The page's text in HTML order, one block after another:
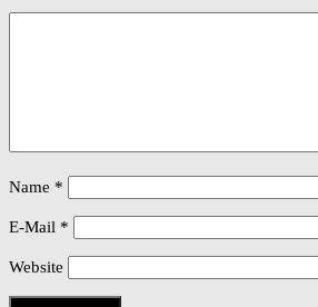
Name *
E-Mail *
Website